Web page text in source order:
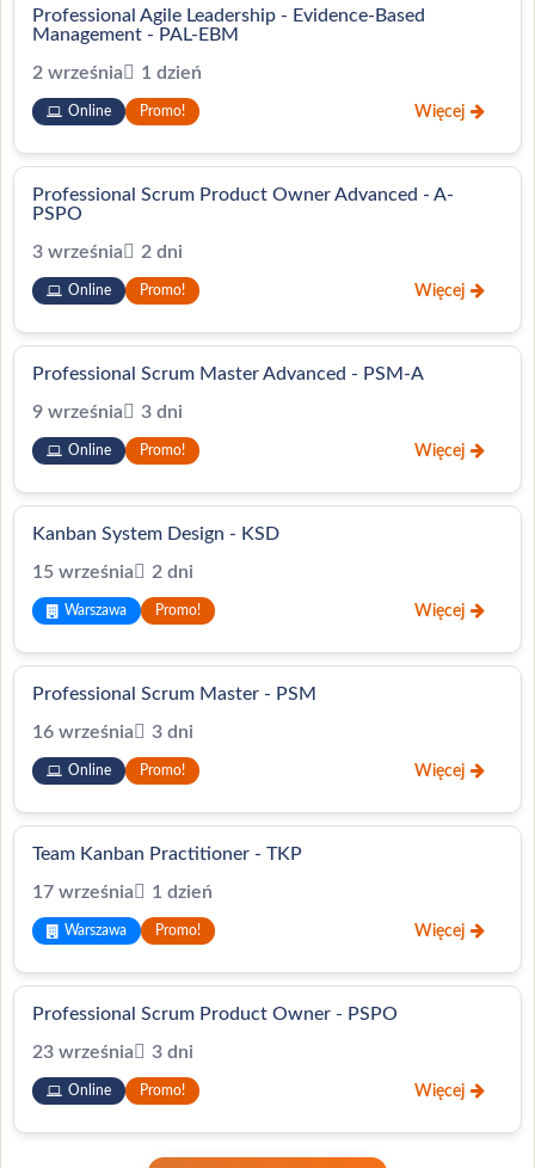
Professional Agile Leadership - Evidence-Based
Management - PAL-EBM
2 września
1 dzień
Online Promo! Więcej
Professional Scrum Product Owner Advanced - A-
PSPO
3 września
2 dni
Online Promo! Więcej
Professional Scrum Master Advanced - PSM-A
9 września
3 dni
Online Promo! Więcej
Kanban System Design - KSD
15 września
2 dni
Warszawa Promo! Więcej
Professional Scrum Master - PSM
16 września
3 dni
Online Promo! Więcej
Team Kanban Practitioner - TKP
17 września
1 dzień
Warszawa Promo! Więcej
Professional Scrum Product Owner - PSPO
23 września
3 dni
Online Promo! Więcej